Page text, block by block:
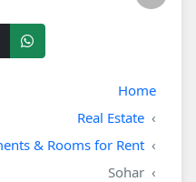
Home
Real Estate
& Rooms for Rent
Sohar